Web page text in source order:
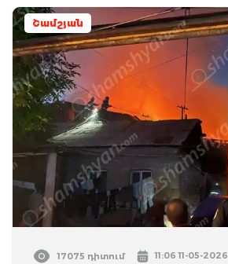
Շամշյան
17075 դիտում 11:06 11-05-2026